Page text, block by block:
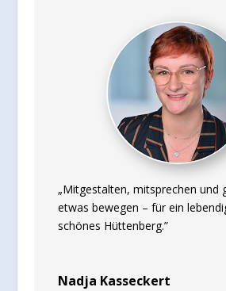
„Mitgestalten, mitsprechen und
etwas bewegen – für ein
schönes Hüttenberg.”
Nadja Kasseckert